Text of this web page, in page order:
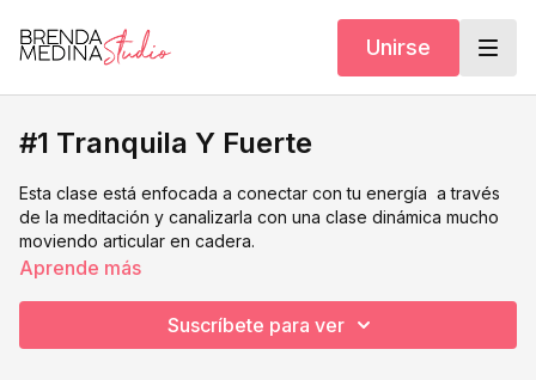
Unirse
#1 Tranquila Y Fuerte
Esta clase está enfocada a conectar con tu energía a través
de la meditación y canalizarla con una clase dinámica mucho
moviendo articular en cadera.
Aprende más
Suscríbete para ver